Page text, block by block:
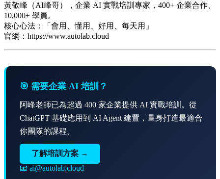
黃敬峰（AI峰哥），企業 AI 實戰培訓專家，400+ 企業合作、
10,000+ 學員。
核心心法：「會用、懂用、好用、每天用」
官網：https://www.autolab.cloud
🎯 需要企業 AI 培訓？
阿峰老師已為超過 400 家企業提供 AI 實戰培訓。從
ChatGPT 基礎應用到 AI Agent 建置，量身打造最適合
你團隊的課程。
了解培訓方案 →
📧 ai@autolab.cloud